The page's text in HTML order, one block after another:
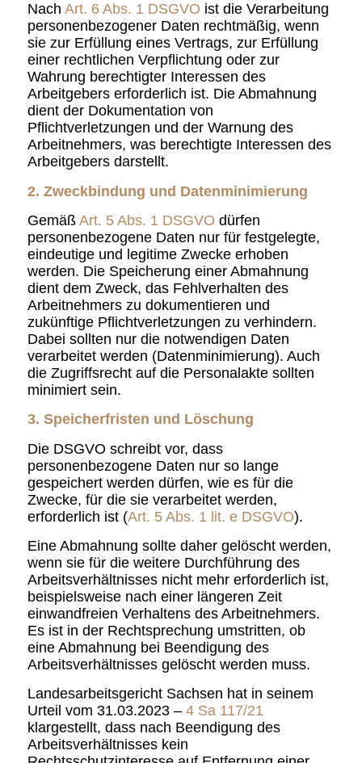
Nach Art. 6 Abs. 1 DSGVO ist die Verarbeitung
personenbezogener Daten rechtmäßig, wenn
sie zur Erfüllung eines Vertrags, zur Erfüllung
einer rechtlichen Verpflichtung oder zur
Wahrung berechtigter Interessen des
Arbeitgebers erforderlich ist. Die Abmahnung
dient der Dokumentation von
Pflichtverletzungen und der Warnung des
Arbeitnehmers, was berechtigte Interessen des
Arbeitgebers darstellt.
2. Zweckbindung und Datenminimierung
Gemäß Art. 5 Abs. 1 DSGVO dürfen
personenbezogene Daten nur für festgelegte,
eindeutige und legitime Zwecke erhoben
werden. Die Speicherung einer Abmahnung
dient dem Zweck, das Fehlverhalten des
Arbeitnehmers zu dokumentieren und
zukünftige Pflichtverletzungen zu verhindern.
Dabei sollten nur die notwendigen Daten
verarbeitet werden (Datenminimierung). Auch
die Zugriffsrecht auf die Personalakte sollten
minimiert sein.
3. Speicherfristen und Löschung
Die DSGVO schreibt vor, dass
personenbezogene Daten nur so lange
gespeichert werden dürfen, wie es für die
Zwecke, für die sie verarbeitet werden,
erforderlich ist (Art. 5 Abs. 1 lit. e DSGVO).
Eine Abmahnung sollte daher gelöscht werden,
wenn sie für die weitere Durchführung des
Arbeitsverhältnisses nicht mehr erforderlich ist,
beispielsweise nach einer längeren Zeit
einwandfreien Verhaltens des Arbeitnehmers.
Es ist in der Rechtsprechung umstritten, ob
eine Abmahnung bei Beendigung des
Arbeitsverhältnisses gelöscht werden muss.
Landesarbeitsgericht Sachsen hat in seinem
Urteil vom 31.03.2023 – 4 Sa 117/21
klargestellt, dass nach Beendigung des
Arbeitsverhältnisses kein